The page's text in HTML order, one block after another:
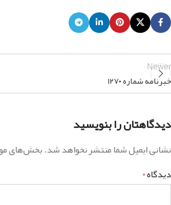
Newer
خبرنامه شماره ۱۲۷۰
دیدگاهتان را بنویسید
نشانی ایمیل شما منتشر نخواهد شد.بخش‌های
دیدگاه*